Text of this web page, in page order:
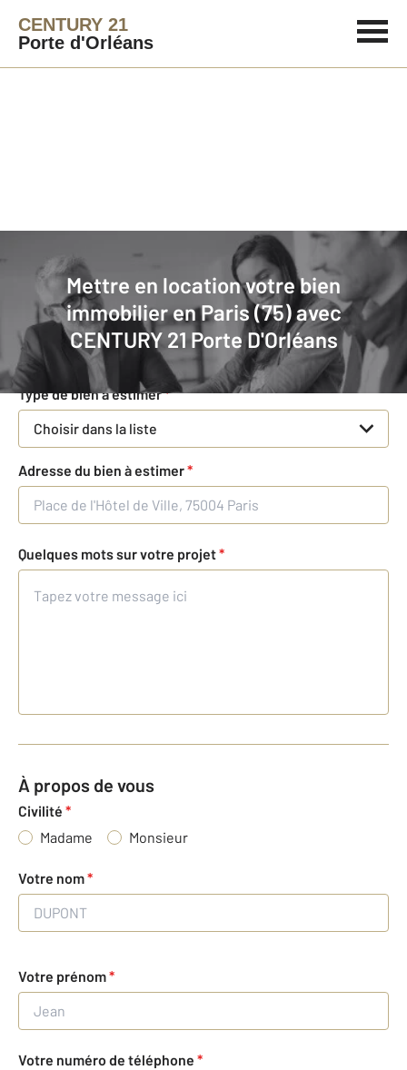
CENTURY 21
Porte d'Orléans
Mettre en location votre bien
immobilier en Paris (75) avec
CENTURY 21 Porte D'Orléans
Agence immobilière
Faites estimer gratuitement votre
bien en location
Concernant votre bien
Type de bien à estimer*
Choisir dans la liste
Adresse du bien à estimer*
Quelques mots sur votre projet*
À propos de vous
Civilité *
Madame
Monsieur
Votre nom*
Votre prénom*
Votre numéro de téléphone *